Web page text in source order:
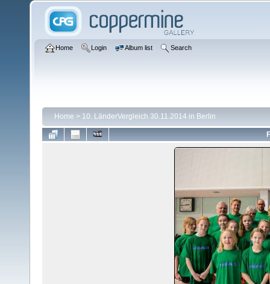
Home Login Album list Search
Home > 10. LänderVergleich 30.11.2014 in Berlin